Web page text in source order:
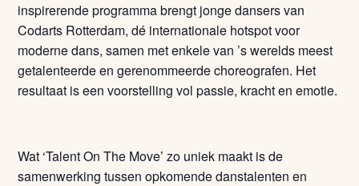
inspirerende programma brengt jonge dansers van
Codarts Rotterdam, dé internationale hotspot voor
moderne dans, samen met enkele van ’s werelds meest
getalenteerde en gerenommeerde choreografen. Het
resultaat is een voorstelling vol passie, kracht en emotie.
Wat ‘Talent On The Move’ zo uniek maakt is de
samenwerking tussen opkomende danstalenten en